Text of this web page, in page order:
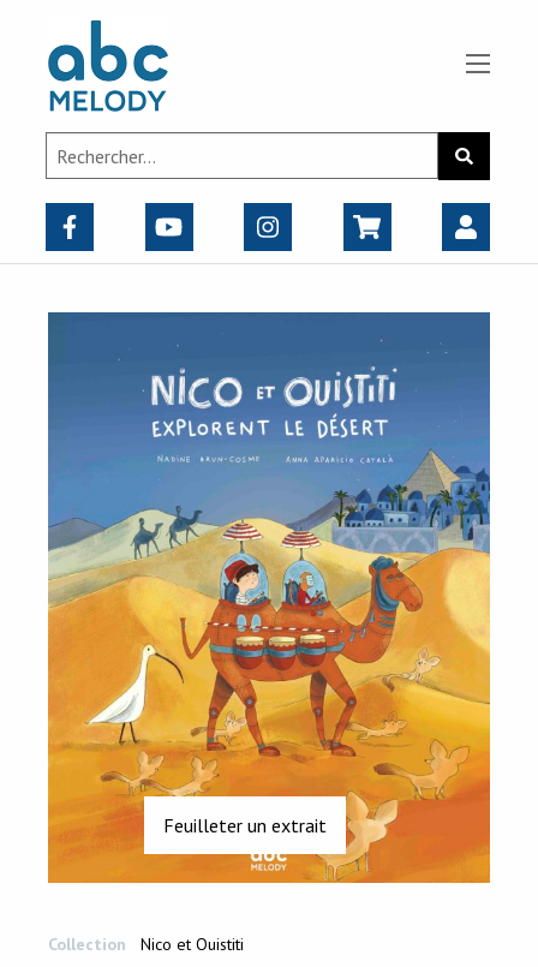
Search
for:
Collection
Nico et Ouistiti
Feuilleter un extrait
Panneau de gestion des cookies